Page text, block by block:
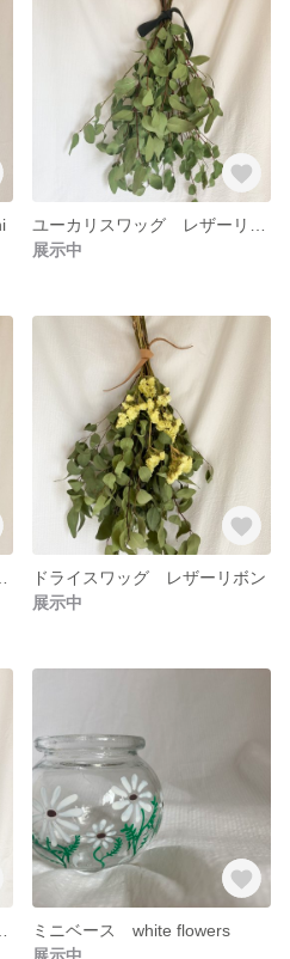
展示中
ドライスワッグ レザーリボン
展示中
ミニベース white flowers
展示中